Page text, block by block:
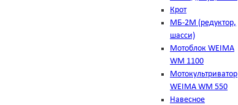
Крот
МБ-2М (редуктор,
шасси)
Мотоблок WEIMA
WM 1100
Мотокультриватор
WEIMA WM 550
Навесное